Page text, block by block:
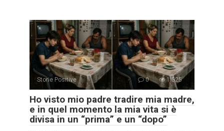
Storie Positive 0 1.525
Ho visto mio padre tradire mia madre,
e in quel momento la mia vita si è
divisa in un “prima” e un “dopo”